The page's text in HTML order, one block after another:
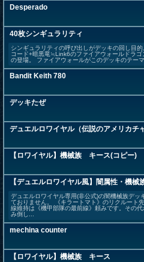
Desperado
40枚シンギュラリティ
シンギュラリティの呼び出しがデッキの回し目
コード+暗黒竜≒Link6のファイアウォールドラゴ
の登場。 ファイアウォールがこのデッキのテーマ
Bandit Keith 780
デッキたぜ
デュエルロワイヤル（伝説のアメリカチ
【ロワイヤル】機械族 キース(コピー)
【デュエルロワイヤル風】闇属性・機械
デュエルロワイヤル専用(非公式)の闇機械族デッ
ておりません。 《キラートマト》のリクルート
線維持は《機甲部隊の最前線》頼みです。その
み倒し...
mechina counter
【ロワイヤル】機械族 キース